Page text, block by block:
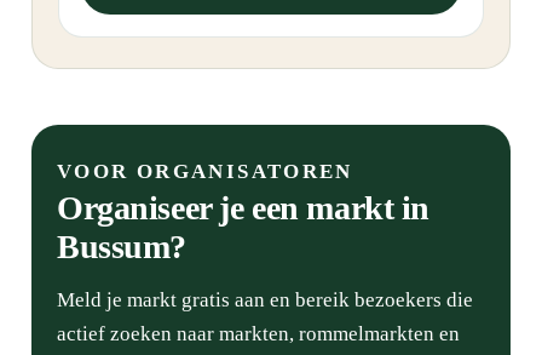
VOOR ORGANISATOREN
Organiseer je een markt in
Bussum?
Meld je markt gratis aan en bereik bezoekers die
actief zoeken naar markten, rommelmarkten en